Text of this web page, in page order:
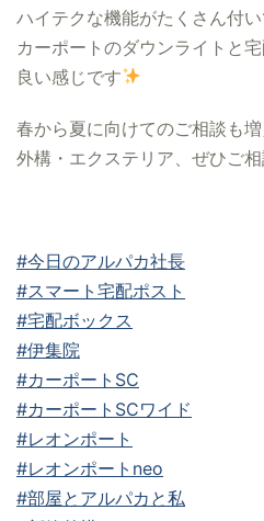
ハイテクな機能がたくさん付い
カーポートのダウンライトと
良い感じです
春から夏に向けてのご相談も
外構・エクステリア、ぜひご相
#今日のアルパカ社長
#スマート宅配ポスト
#宅配ボックス
#伊集院
#カーポートSC
#カーポートSCワイド
#レオンポート
#レオンポートneo
#部屋とアルパカと私